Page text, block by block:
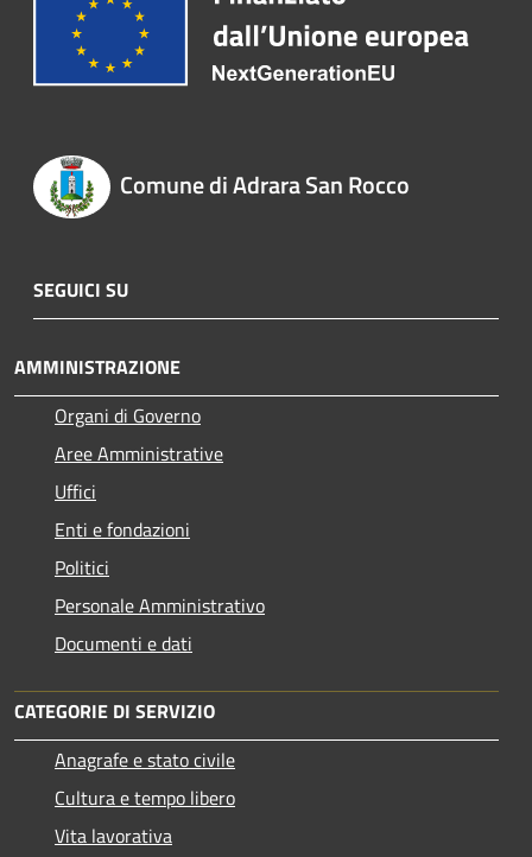
Comune di Adrara San Rocco
SEGUICI SU
AMMINISTRAZIONE
Organi di Governo
Aree Amministrative
Uffici
Enti e fondazioni
Politici
Personale Amministrativo
Documenti e dati
CATEGORIE DI SERVIZIO
Anagrafe e stato civile
Cultura e tempo libero
Vita lavorativa